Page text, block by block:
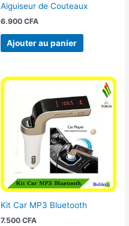
Aiguiseur de Couteaux
6.900 CFA
Ajouter au panier
Kit Car MP3 Bluetooth
7.500 CFA